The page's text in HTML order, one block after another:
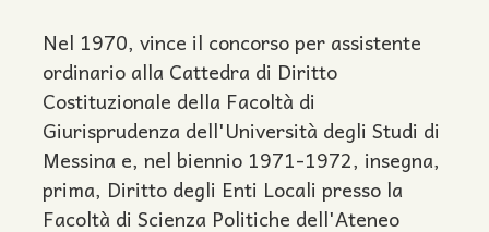
Nel 1970, vince il concorso per assistente
ordinario alla Cattedra di Diritto
Costituzionale della Facoltà di
Giurisprudenza dell'Università degli Studi di
Messina e, nel biennio 1971-1972, insegna,
prima, Diritto degli Enti Locali presso la
Facoltà di Scienza Politiche dell'Ateneo